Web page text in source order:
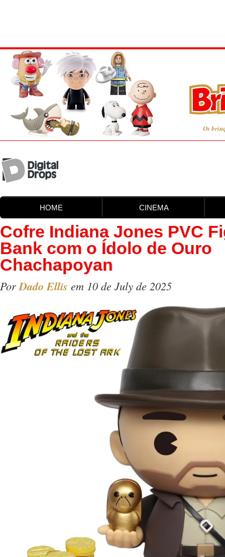
Os
HOME CINEMA
Cofre Indiana Jones PVC
Bank com o Ídolo de Ouro
Chachapoyan
PorDado Ellis em 10 de July de 2025